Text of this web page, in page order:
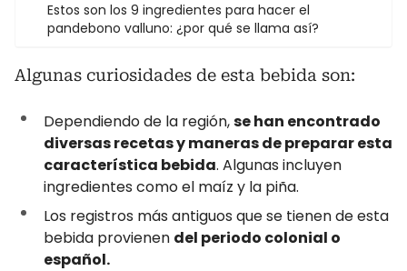
Estos son los 9 ingredientes para hacer el
pandebono valluno: ¿por qué se llama así?
Algunas curiosidades de esta bebida son:
Dependiendo de la región,se han encontrado
diversas recetas y maneras de preparar esta
característica bebida. Algunas incluyen
ingredientes como el maíz y la piña.
Los registros más antiguos que se tienen de esta
bebida provienen del periodo colonial o
español.